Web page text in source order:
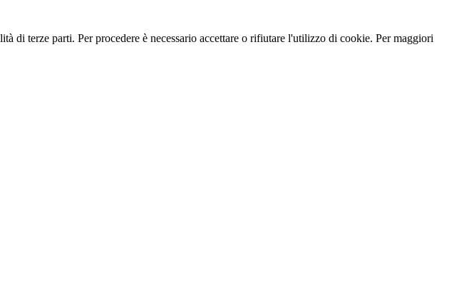
terze parti. Per procedere è necessario accettare o rifiutare l'utilizzo di cookie. Per maggiori